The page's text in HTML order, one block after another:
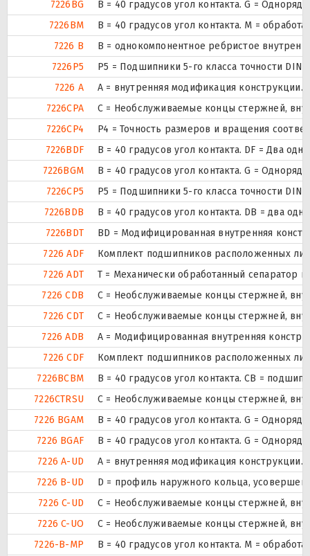
7226BG
B = 40 градусов угол контакта. G =
7226BM
B = 40 градусов угол контакта. M =
7226 B
B = однокомпонентное ребристое
7226P5
P5 = Подшипники 5-го класса точности DIN
7226 A
A = внутренняя модификация конструкции.
7226CPA
С = Необслуживаемые концы стержней,
7226CP4
P4 = Точность размеров и вращения
7226BDF
B = 40 градусов угол контакта. DF = Два
7226BGM
B = 40 градусов угол контакта. G =
7226CP5
P5 = Подшипники 5-го класса точности DIN
7226BDB
B = 40 градусов угол контакта. DB = два
7226BDT
BD = Модифицированная внутренняя
7226 ADF
Комплект подшипников расположенных
7226 ADT
T = Механически обработанный сепаратор
7226 CDB
С = Необслуживаемые концы стержней,
7226 CDT
С = Необслуживаемые концы стержней,
7226 ADB
A = Модифицированная внутренняя
7226 CDF
Комплект подшипников расположенных
7226BCBM
B = 40 градусов угол контакта. CB =
7226CTRSU
С = Необслуживаемые концы стержней,
7226 BGAM
B = 40 градусов угол контакта. G =
7226 BGAF
B = 40 градусов угол контакта. G =
7226 A-UD
A = внутренняя модификация конструкции.
7226 B-UD
D = профиль наружного кольца,
7226 C-UD
С = Необслуживаемые концы стержней,
7226 C-UO
С = Необслуживаемые концы стержней,
7226-B-MP
B = 40 градусов угол контакта. M =